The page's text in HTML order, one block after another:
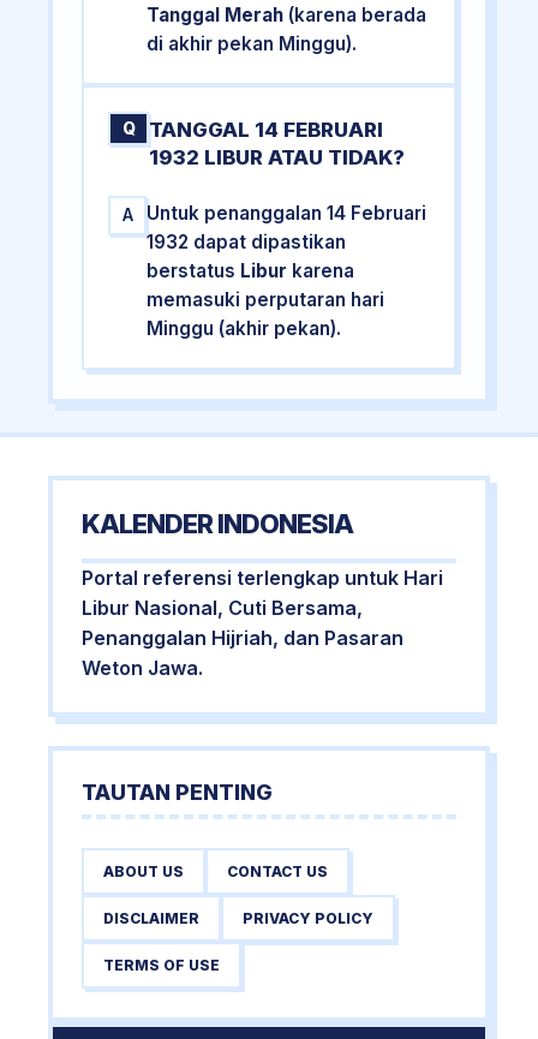
Tanggal Merah (karena berada
di akhir pekan Minggu).
Q
TANGGAL 14 FEBRUARI
1932 LIBUR ATAU TIDAK?
A
Untuk penanggalan 14 Februari
1932 dapat dipastikan
berstatus Libur karena
memasuki perputaran hari
Minggu (akhir pekan).
KALENDER INDONESIA
Portal referensi terlengkap untuk Hari
Libur Nasional, Cuti Bersama,
Penanggalan Hijriah, dan Pasaran
Weton Jawa.
TAUTAN PENTING
ABOUT US CONTACT US
DISCLAIMER PRIVACY POLICY
TERMS OF USE